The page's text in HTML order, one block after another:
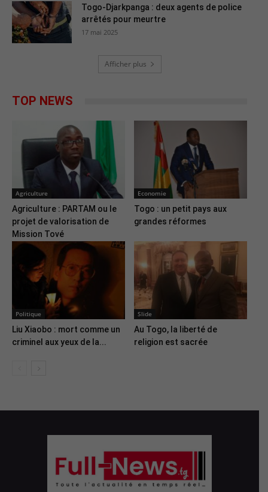
Togo-Djarkpanga : deux agents de police
arrêtés pour meurtre
17 mai 2025
Afficher plus
TOP NEWS
Agriculture
Agriculture : PARTAM ou le
projet de valorisation de
Mission Tové
Economie
Togo : un petit pays aux
grandes réformes
Politique
Liu Xiaobo : mort comme un
criminel aux yeux de la...
Slide
Au Togo, la liberté de
religion est sacrée